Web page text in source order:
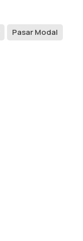
Pasar Modal